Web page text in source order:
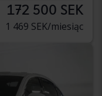
172 500 SEK
1 469 SEK/miesiąc